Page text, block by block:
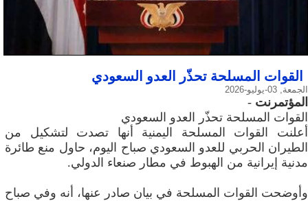
القوات المسلحة تحذّر العدو السعودي
الجمعة, 03-يوليو-2026
المؤتمرنت -
القوات المسلحة تحذّر العدو السعودي
أعلنت القوات المسلحة اليمنية أنها تصدت لتشكيل من
الطيران الحربي للعدو السعودي صباح اليوم، حاول منع طائرة
مدنية إيرانية من الهبوط في مطار صنعاء الدولي.
وأوضحت القوات المسلحة في بيان صادر عنها، أنه وفي صباح